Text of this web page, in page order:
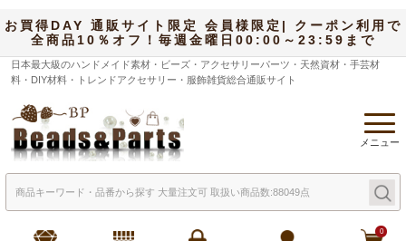
お買得DAY 通販サイト限定 会員様限定| クーポン利用で
全商品10％オフ！毎週金曜日00:00～23:59まで
日本最大級のハンドメイド素材・ビーズ・アクセサリーパーツ・天然資材・手芸材
料・DIY材料・トレンドアクセサリー・服飾雑貨総合通販サイト
メニュー
0